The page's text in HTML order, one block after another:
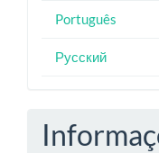
Português
Русский